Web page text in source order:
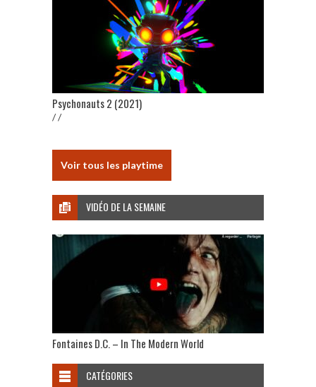
Psychonauts 2 (2021)
/ /
Voir tous les playtime
VIDÉO DE LA SEMAINE
Fontaines D.C. – In The Modern World
CATÉGORIES